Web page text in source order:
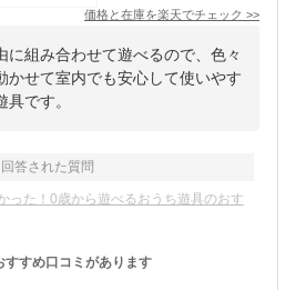
価格と在庫を楽天でチェック >>
に組み合わせて遊べるので、色々
かせて室内でも安心して使いやす
です。
回答された質問
った！0歳から遊べるおうち遊具のおす
すすめ口コミがあります